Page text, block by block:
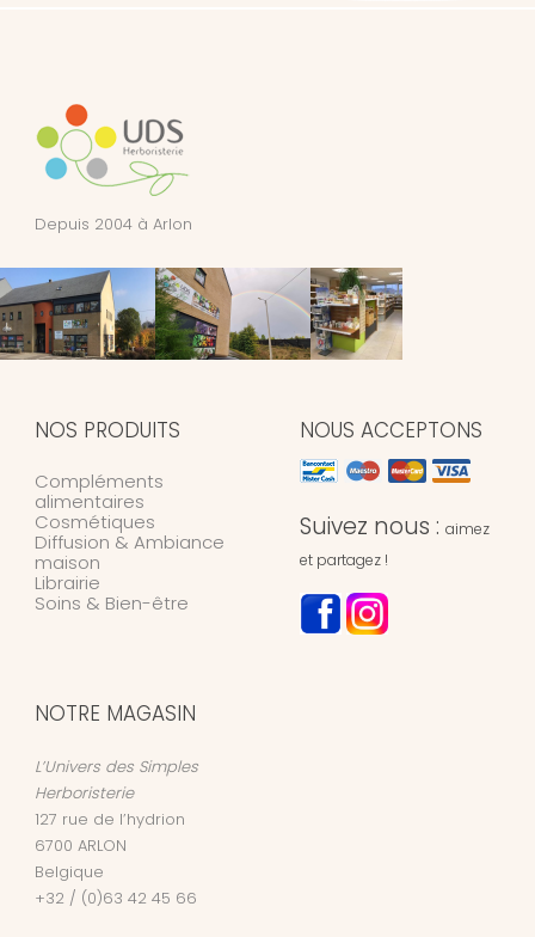
Depuis 2004 à Arlon
NOS PRODUITS
Compléments
alimentaires
Cosmétiques
Diffusion & Ambiance
maison
Librairie
Soins & Bien-être
NOUS ACCEPTONS
Suivez nous : aimez
et partagez !
NOTRE MAGASIN
L’Univers des Simples
Herboristerie
127 rue de l’hydrion
6700 ARLON
Belgique
+32 / (0)63 42 45 66